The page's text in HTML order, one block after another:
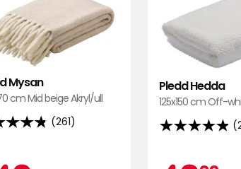
Mysan
cm Mid beige Akryl/ull
(261)
Pledd Hedda
125x150 cm Off-
4.9